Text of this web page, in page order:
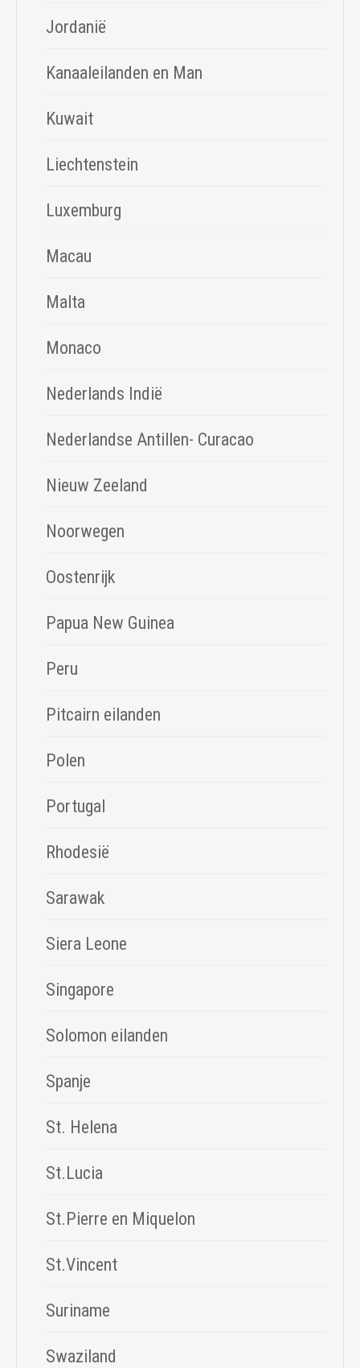
Jordanië
Kanaaleilanden en Man
Kuwait
Liechtenstein
Luxemburg
Macau
Malta
Monaco
Nederlands Indië
Nederlandse Antillen- Curacao
Nieuw Zeeland
Noorwegen
Oostenrijk
Papua New Guinea
Peru
Pitcairn eilanden
Polen
Portugal
Rhodesië
Sarawak
Siera Leone
Singapore
Solomon eilanden
Spanje
St. Helena
St.Lucia
St.Pierre en Miquelon
St.Vincent
Suriname
Swaziland